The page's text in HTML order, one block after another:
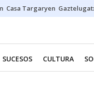
Casa Targaryen
SUCESOS CULTURA